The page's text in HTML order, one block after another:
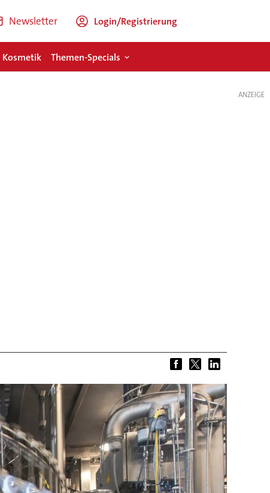
Newsletter Login/Registrierung
Kosmetik Themen-Specials
ANZEIGE